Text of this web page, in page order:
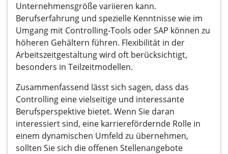
Unternehmensgröße variieren kann.
Berufserfahrung und spezielle Kenntnisse wie im
Umgang mit Controlling-Tools oder SAP können zu
höheren Gehältern führen. Flexibilität in der
Arbeitszeitgestaltung wird oft berücksichtigt,
besonders in Teilzeitmodellen.
Zusammenfassend lässt sich sagen, dass das
Controlling eine vielseitige und interessante
Berufsperspektive bietet. Wenn Sie daran
interessiert sind, eine karrierefördernde Rolle in
einem dynamischen Umfeld zu übernehmen,
sollten Sie sich die offenen Stellenangebote